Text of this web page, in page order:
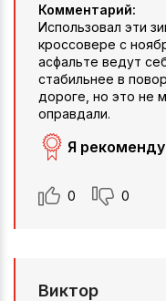
Комментарий:
Использовал эти
кроссовере с
асфальте ведут
стабильнее в
дороге, но это не
оправдали.
Я
0 0
Виктор